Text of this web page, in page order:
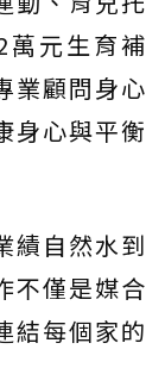
萬元生育補
業顧問身心
身心與平衡
績自然水到
不僅是媒合
結每個家的